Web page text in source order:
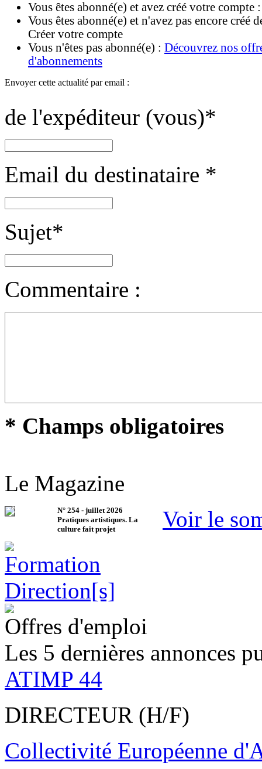
Vous êtes abonné(e) et avez créé votre compte
Vous êtes abonné(e) et n'avez pas encore créé
Créer votre compte
Vous n'êtes pas abonné(e) : Découvrez nos
d'abonnements
Envoyer cette actualité par email :
de l'expéditeur (vous)*
Email du destinataire *
Sujet*
Commentaire :
* Champs obligatoires
Le Magazine
N° 254 - juillet 2026
Pratiques artistiques. La
culture fait projet
Voir le
Offres d'emploi
Les 5 dernières annonces
ATIMP 44
DIRECTEUR (H/F)
Collectivité Européenne